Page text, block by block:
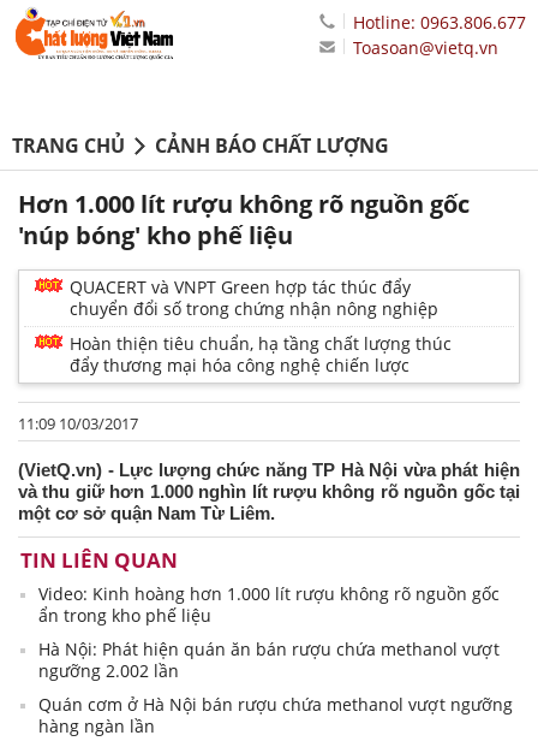
Hotline: 0963.806.677
Toasoan@vietq.vn
TRANG CHỦ CẢNH BÁO CHẤT LƯỢNG
Hơn 1.000 lít rượu không rõ nguồn gốc
'núp bóng' kho phế liệu
QUACERT và VNPT Green hợp tác thúc đẩy
chuyển đổi số trong chứng nhận nông nghiệp
Hoàn thiện tiêu chuẩn, hạ tầng chất lượng thúc
đẩy thương mại hóa công nghệ chiến lược
11:09 10/03/2017
(VietQ.vn) - Lực lượng chức năng TP Hà Nội vừa phát hiện
và thu giữ hơn 1.000 nghìn lít rượu không rõ nguồn gốc tại
một cơ sở quận Nam Từ Liêm.
TIN LIÊN QUAN
Video: Kinh hoàng hơn 1.000 lít rượu không rõ nguồn gốc
ẩn trong kho phế liệu
Hà Nội: Phát hiện quán ăn bán rượu chứa methanol vượt
ngưỡng 2.002 lần
Quán cơm ở Hà Nội bán rượu chứa methanol vượt ngưỡng
hàng ngàn lần